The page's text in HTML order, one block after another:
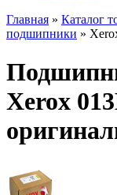
Главная » Каталог
подшипники »
Xerox